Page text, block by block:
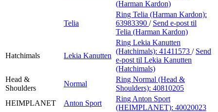
(Harman Kardon)
Telia
Ring Telia (Harman Kardon):
63983390 / Send e-post til
Telia (Harman Kardon)
Hatchimals Lekia Kanutten
Ring Lekia Kanutten
(Hatchimals): 41411573 / Send
e-post til Lekia Kanutten
(Hatchimals)
Head &
Shoulders
Normal
Ring Normal (Head &
Shoulders): 40810205
HEIMPLANET
Anton Sport
Ring Anton Sport
(HEIMPLANET): 40020023